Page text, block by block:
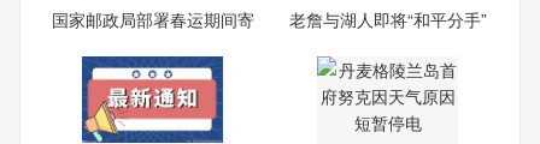
国家邮政局部署春运期间寄
老詹与湖人即将“和平分手”